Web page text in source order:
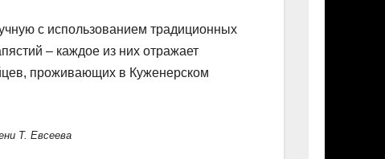
с использованием традиционных
– каждое из них отражает
проживающих в Куженерском
Т. Евсеева